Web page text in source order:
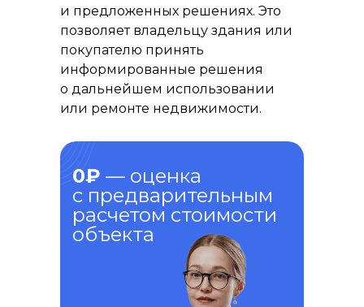
0₽ — оценка
с предварительным
расчетом стоимости
объекта
и предложенных решениях. Это
позволяет владельцу здания или
покупателю принять
информированные решения
о дальнейшем использовании
или ремонте недвижимости.